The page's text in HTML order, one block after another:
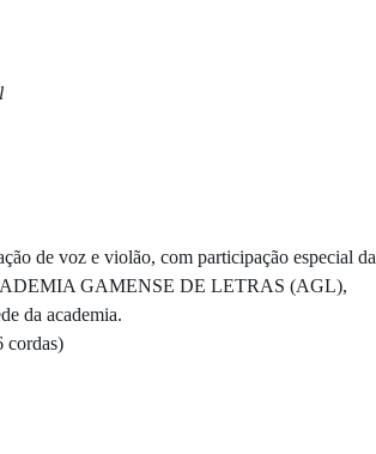
de voz e violão, com participação especial da
GAMENSE DE LETRAS (AGL),
da academia.
cordas)